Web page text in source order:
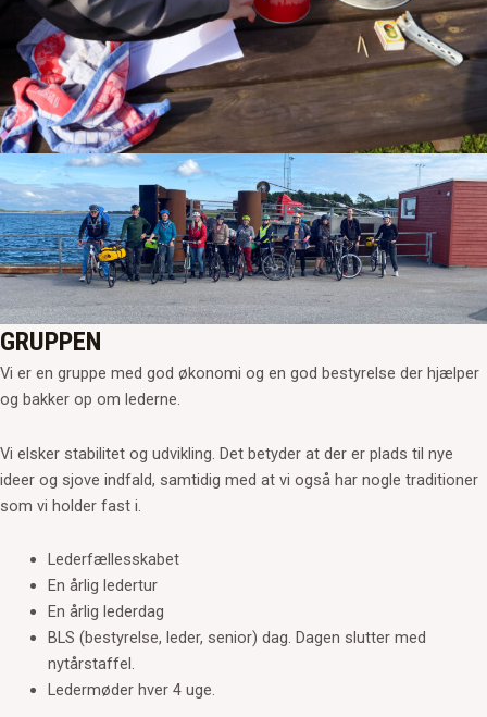
GRUPPEN
Vi er en gruppe med god økonomi og en god bestyrelse der hjælper
og bakker op om lederne.
Vi elsker stabilitet og udvikling. Det betyder at der er plads til nye
ideer og sjove indfald, samtidig med at vi også har nogle traditioner
som vi holder fast i.
Lederfællesskabet
En årlig ledertur
En årlig lederdag
BLS (bestyrelse, leder, senior) dag. Dagen slutter med
nytårstaffel.
Ledermøder hver 4 uge.